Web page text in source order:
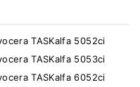
TASKalfa 5052ci
TASKalfa 5053ci
TASKalfa 6052ci